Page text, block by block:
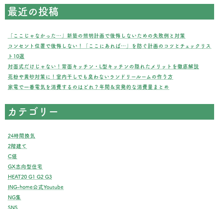
最近の投稿
「ここじゃなかった…」新築の照明計画で後悔しないための失敗例と対策
コンセント位置で後悔しない！「ここにあれば…」を防ぐ計画のコツとチェックリス
ト10選
対面式だけじゃない！背面キッチン・L型キッチンの隠れたメリットを徹底解説
花粉や黄砂対策に！室内干しでも臭わないランドリールームの作り方
家電で一番電気を消費するのはどれ？年間＆突発的な消費量まとめ
カテゴリー
24時間換気
2階建て
C値
GX志向型住宅
HEAT20 G1 G2 G3
ING-home公式Youtube
NG集
SNS